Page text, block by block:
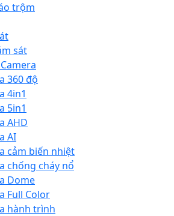
trộm
sát
360 độ
4in1
5in1
AHD
AI
cảm biến nhiệt
chống cháy nổ
Dome
Full Color
hành trình